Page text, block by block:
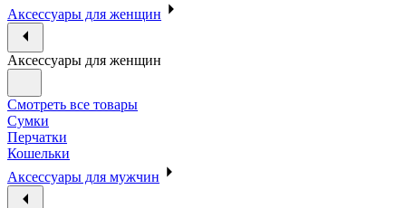
Аксессуары для женщин
Аксессуары для женщин
Смотреть все товары
Сумки
Перчатки
Кошельки
Аксессуары для мужчин